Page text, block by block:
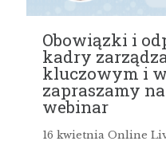
Obowiązki i
kadry
kluczowym i
zapraszamy
webinar
16 kwietnia Online